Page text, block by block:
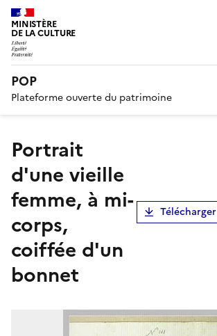
MINISTÈRE
DE LA CULTURE
POP
Plateforme ouverte du patrimoine
Portrait
d'une vieille
femme, à mi-
corps,
coiffée d'un
bonnet
Télécharger